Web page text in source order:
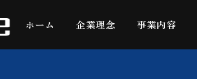
ホーム 企業理念 事業内容